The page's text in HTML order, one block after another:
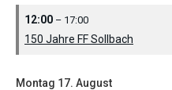
12:00 – 17:00
150 Jahre FF Sollbach
Montag 17. August